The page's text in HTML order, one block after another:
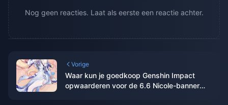
Nog geen reacties. Laat als eerste een reactie achter.
Vorige
Waar kun je goedkoop Genshin Impact
opwaarderen voor de 6.6 Nicole-banner